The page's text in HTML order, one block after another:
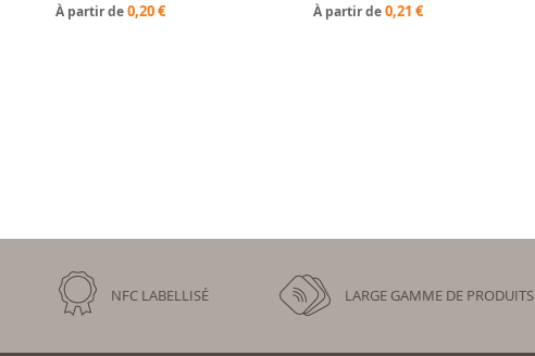
À partir de0,20 € À partir de0,21 €
NFC LABELLISÉ LARGE GAMME DE PRODUITS